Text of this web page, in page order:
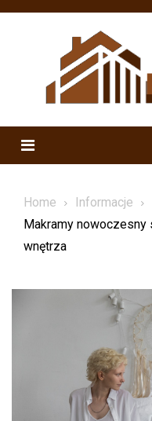
Skip
Menu
Home
Informacje
Makramy nowoczesny
wnętrza